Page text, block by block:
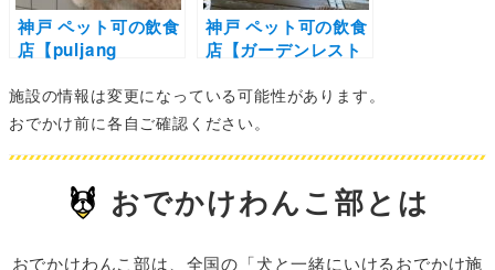
神戸 ペット可の飲食
店【puljang
コーヒー）】カフェ
の店内にプール！？
と非日常空間を楽し
神戸 ペット可の飲食
店【ガーデンレスト
並みを一望できる絶
景テラスで愛犬とお
歩しよう！
施設の情報は変更になっている可能性があります。
おでかけ前に各自ご確認ください。
おでかけわんこ部とは
おでかけわんこ部は、全国の「犬と一緒にいけるおでかけ施